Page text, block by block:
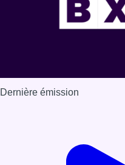
Dernière émission